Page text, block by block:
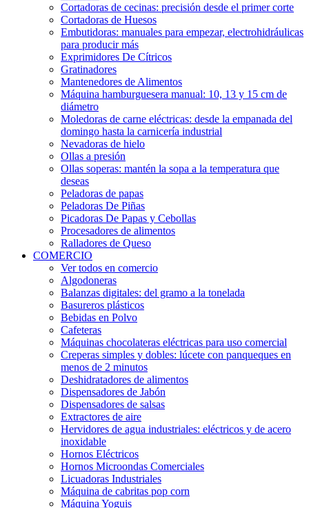
Cortadoras de cecinas: precisión desde el primer corte
Cortadoras de Huesos
Embutidoras: manuales para empezar, electrohidráulicas
para producir más
Exprimidores De Cítricos
Gratinadores
Mantenedores de Alimentos
Máquina hamburguesera manual: 10, 13 y 15 cm de
diámetro
Moledoras de carne eléctricas: desde la empanada del
domingo hasta la carnicería industrial
Nevadoras de hielo
Ollas a presión
Ollas soperas: mantén la sopa a la temperatura que
deseas
Peladoras de papas
Peladoras De Piñas
Picadoras De Papas y Cebollas
Procesadores de alimentos
Ralladores de Queso
COMERCIO
Ver todos en comercio
Algodoneras
Balanzas digitales: del gramo a la tonelada
Basureros plásticos
Bebidas en Polvo
Cafeteras
Máquinas chocolateras eléctricas para uso comercial
Creperas simples y dobles: lúcete con panqueques en
menos de 2 minutos
Deshidratadores de alimentos
Dispensadores de Jabón
Dispensadores de salsas
Extractores de aire
Hervidores de agua industriales: eléctricos y de acero
inoxidable
Hornos Eléctricos
Hornos Microondas Comerciales
Licuadoras Industriales
Máquina de cabritas pop corn
Máquina Yoguis